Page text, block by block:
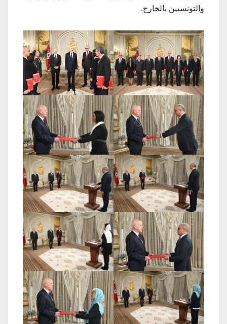
والتونسيين بالخارج.